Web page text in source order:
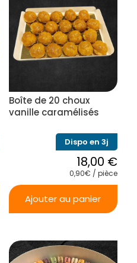
variations.
Les
options
peuvent
être
page
du
Boîte de 20 choux
vanille caramélisés
Dispo en 3j
18,00 €
0,90€ / pièce
Ajouter au panier